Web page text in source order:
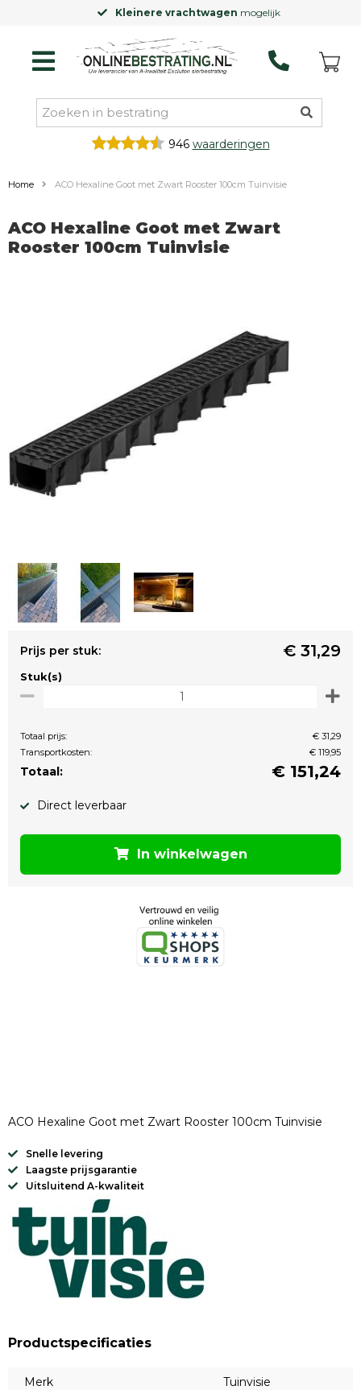
Kleinere vrachtwagenmogelijk
946 waarderingen
Home ACO Hexaline Goot met Zwart Rooster 100cm Tuinvisie
ACO Hexaline Goot met Zwart
Rooster 100cm Tuinvisie
Prijs per stuk: € 31,29
Stuk(s)
Totaal prijs:
€ 31,29
Transportkosten:
€ 119,95
Totaal: € 151,24
Direct leverbaar
In winkelwagen
ACO Hexaline Goot met Zwart Rooster 100cm Tuinvisie
Snelle levering
Laagste prijsgarantie
Uitsluitend A-kwaliteit
Productspecificaties
Merk
Tuinvisie